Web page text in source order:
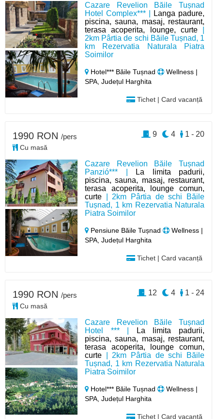
Cazare Revelion Băile Tușnad
Hotel Complex*** |
Langa padure,
piscina, sauna, masaj, restaurant,
terasa acoperita, lounge, curte|
2km Pârtia de schi Băile Tușnad, 1
km Rezervatia Naturala Piatra
Soimilor
Hotel*** Băile Tușnad
Wellness |
SPA, Județul Harghita
Tichet | Card vacanță
Cazare Revelion Băile Tușnad
Panzió*** |
La limita padurii,
piscina, sauna, masaj, restaurant,
terasa acoperita, lounge comun,
curte | 2km Pârtia de schi Băile
Tușnad, 1 km Rezervatia Naturala
Piatra Soimilor
Pensiune Băile Tușnad
Wellness |
SPA, Județul Harghita
Tichet | Card vacanță
1990 RON /pers
Cu masă
1 - 20
4
9
Cazare Revelion Băile Tușnad
Hotel *** |
La limita padurii,
piscina, sauna, masaj, restaurant,
terasa acoperita, lounge comun,
curte | 2km Pârtia de schi Băile
Tușnad, 1 km Rezervatia Naturala
Piatra Soimilor
Hotel*** Băile Tușnad
Wellness |
SPA, Județul Harghita
Tichet | Card vacanță
1990 RON /pers
Cu masă
1 - 24
4
12